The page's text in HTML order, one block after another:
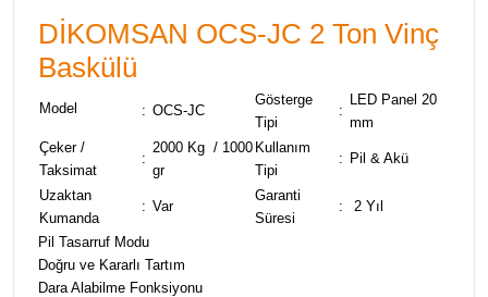
DİKOMSAN OCS-JC 2 Ton Vinç
Baskülü
Model : OCS-JC
Gösterge
Tipi
:
LED Panel 20
mm
Çeker /
Taksimat
:
2000 Kg / 1000
gr
Kullanım
Tipi
: Pil & Akü
Uzaktan
Kumanda
: Var
Garanti
Süresi
: 2 Yıl
Pil Tasarruf Modu
Doğru ve Kararlı Tartım
Dara Alabilme Fonksiyonu